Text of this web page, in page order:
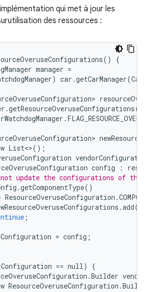
qui met à jour les
des ressources :
()
{
manager =
) car .getCarManager(Car
.getResourceOveruseConfigurations(
.
List<>();
config :
update the configurations of the
.getComponentType()
ResourceOveruseConfiguration .
.add(
;
= config ;
== null)
{
.Builder
ResourceOveruseConfiguration .